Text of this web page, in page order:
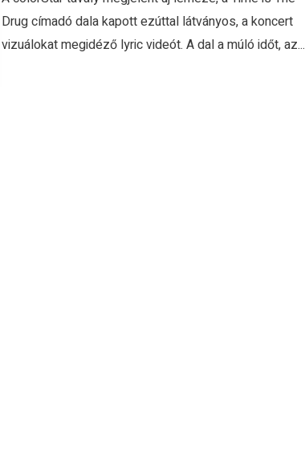
Drug címadó dala kapott ezúttal látványos, a koncert
vizuálokat megidéző lyric videót. A dal a múló időt, az...